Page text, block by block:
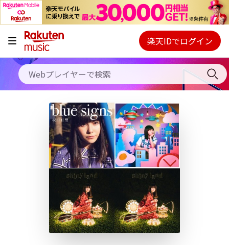
キャンペーン
料金プラン
使い方
初回30日間無料お試し
Webプレイヤー
ご契約内容の確認・変更
楽天IDでログイン